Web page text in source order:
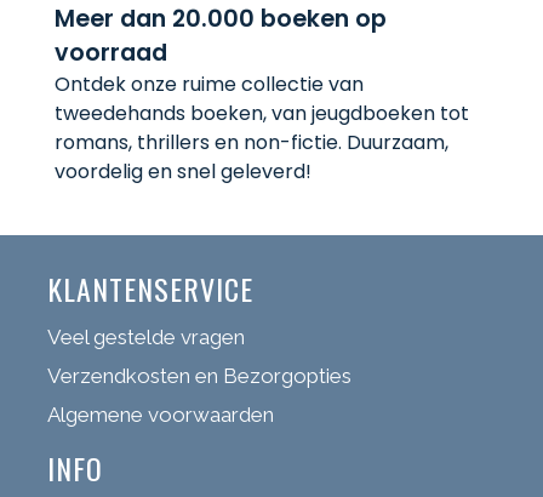
Meer dan 20.000 boeken op
voorraad
Ontdek onze ruime collectie van
tweedehands boeken, van jeugdboeken tot
romans, thrillers en non-fictie. Duurzaam,
voordelig en snel geleverd!
KLANTENSERVICE
Veel gestelde vragen
Verzendkosten en Bezorgopties
Algemene voorwaarden
INFO